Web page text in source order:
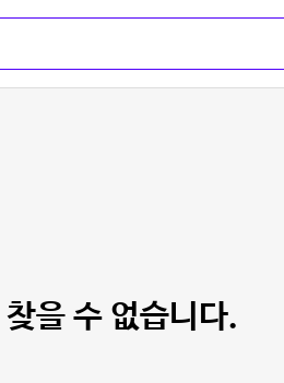
찾을 수 없습니다.